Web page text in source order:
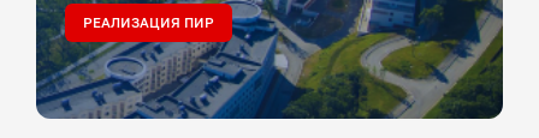
РЕАЛИЗАЦИЯ ПИР